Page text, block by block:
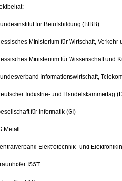
für Berufsbildung (BIBB)
Ministerium für Wirtschaft,
Ministerium für Wissenschaft und
Informationswirtschaft,
Industrie- und Handelskammertag
für Informatik (GI)
Metall
Elektrotechnik- und
ISST